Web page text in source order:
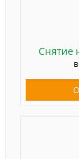
Снятие